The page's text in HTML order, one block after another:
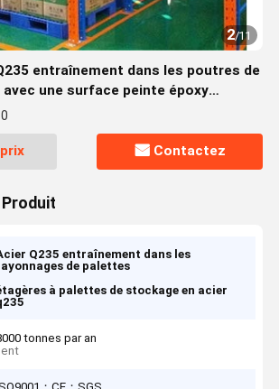
2/11
entraînement dans les poutres de
une surface peinte époxy
mesure
Contactez
Q235 entraînement dans les
de palettes
à palettes de stockage en acier
tonnes par an